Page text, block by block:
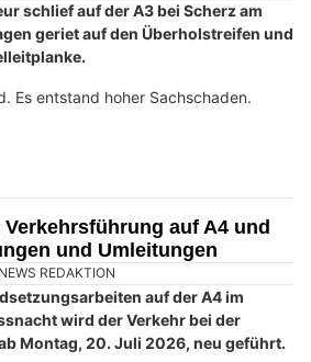
schlief auf der A3 bei Scherz am
geriet auf den Überholstreifen und
Es entstand hoher Sachschaden.
auf A4 und
und Umleitungen
REDAKTION
auf der A4 im
wird der Verkehr bei der
Montag, 20. Juli 2026, neu geführt.